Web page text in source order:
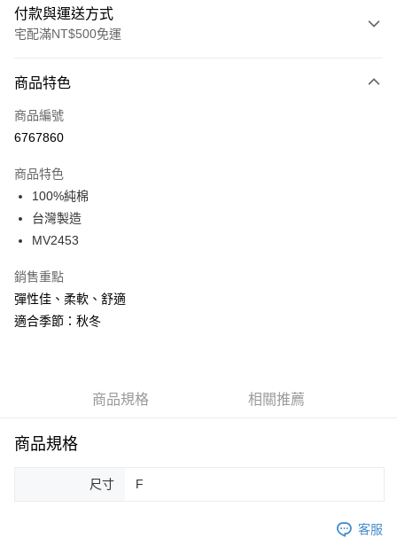
付款與運送方式
宅配滿NT$500免運
信用卡一次付款
LINE Pay
街口支付
悠遊付
運送方式
宅配
每筆NT$100，滿NT$1,000(含以上)免運費
商品特色
商品編號
6767860
商品特色
100%純棉
台灣製造
MV2453
銷售重點
彈性佳、柔軟、舒適
適合季節：秋冬
商品規格 相關推薦
商品規格
尺寸 F
客服